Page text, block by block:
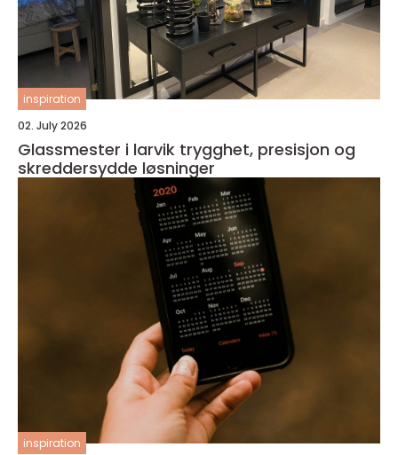
inspiration
02. July 2026
Glassmester i larvik trygghet, presisjon og
skreddersydde løsninger
inspiration